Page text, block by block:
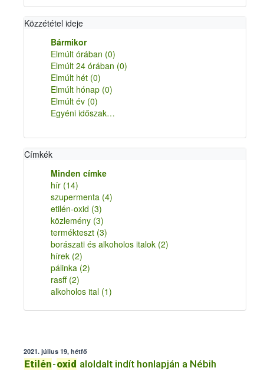
Közzététel ideje
Bármikor
Elmúlt órában (0)
Elmúlt 24 órában (0)
Elmúlt hét (0)
Elmúlt hónap (0)
Elmúlt év (0)
Egyéni időszak…
Címkék
Minden címke
hír (14)
szupermenta (4)
etilén-oxid (3)
közlemény (3)
termékteszt (3)
borászati és alkoholos italok (2)
hírek (2)
pálinka (2)
rasff (2)
alkoholos ital (1)
2021. július 19, hétfő
Etilén-oxid aloldalt indít honlapján a Nébih